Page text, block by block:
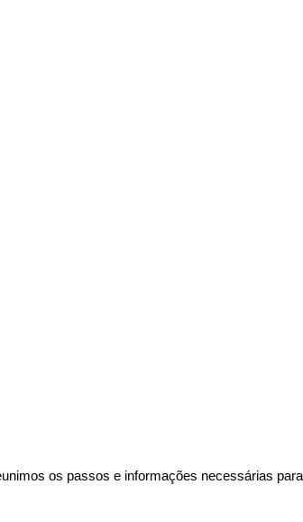
os passos e informações necessárias